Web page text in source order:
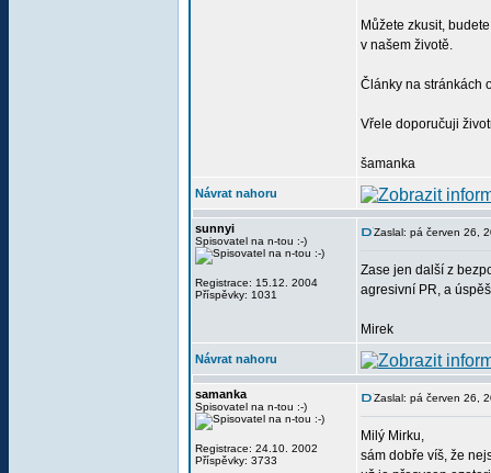
Můžete zkusit,
v našem životě.
Články na stránkách
Vřele doporučuji
šamanka
Návrat nahoru
sunnyi
Spisovatel na n-tou :-)
Registrace: 15.12. 2004
Příspěvky: 1031
Zaslal: pá červen 26,
Zase jen další z
agresivní PR, a
Mirek
Návrat nahoru
samanka
Spisovatel na n-tou :-)
Registrace: 24.10. 2002
Příspěvky: 3733
Zaslal: pá červen 26,
Milý Mirku,
sám dobře víš, že